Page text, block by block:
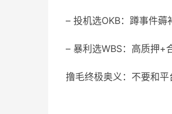
– 投机选OKB：蹲事件薅
– 暴利选WBS：高质押+
撸毛终极奥义：不要和平